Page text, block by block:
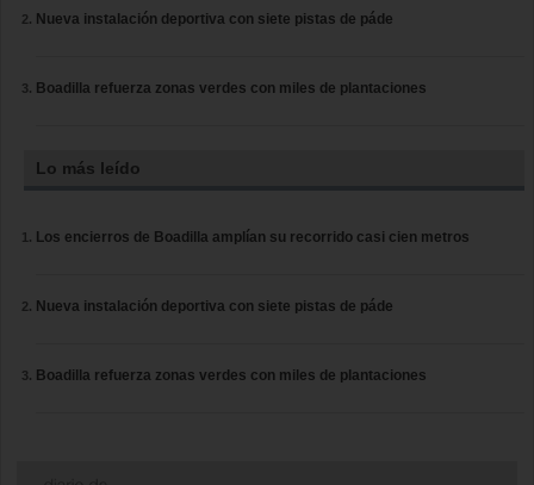
Nueva instalación deportiva con siete pistas de páde
Boadilla refuerza zonas verdes con miles de plantaciones
Lo más leído
Los encierros de Boadilla amplían su recorrido casi cien metros
Nueva instalación deportiva con siete pistas de páde
Boadilla refuerza zonas verdes con miles de plantaciones